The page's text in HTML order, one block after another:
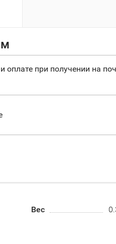
при получении на
Вес